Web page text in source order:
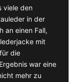
viele den
in der
an einen Fall,
mit
die
war eine
mehr zu